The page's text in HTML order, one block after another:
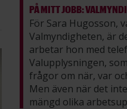
PÅ MITT JOBB:
För Sara Hugosson,
Valmyndigheten, är
arbetar hon med
Valupplysningen,
frågor om när, var
Men även när det
mängd olika